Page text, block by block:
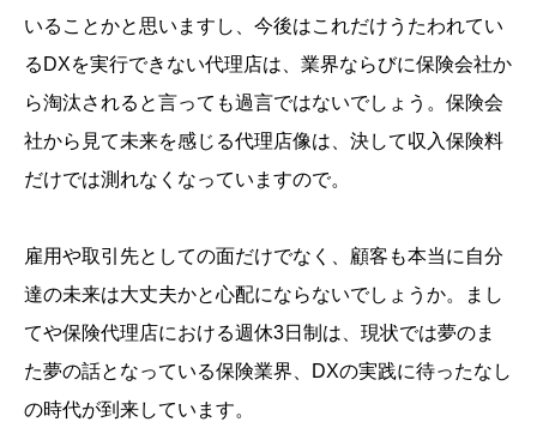
いることかと思いますし、今後はこれだけうたわれてい
るDXを実行できない代理店は、業界ならびに保険会社か
ら淘汰されると言っても過言ではないでしょう。保険会
社から見て未来を感じる代理店像は、決して収入保険料
だけでは測れなくなっていますので。
雇用や取引先としての面だけでなく、顧客も本当に自分
達の未来は大丈夫かと心配にならないでしょうか。まし
てや保険代理店における週休3日制は、現状では夢のま
た夢の話となっている保険業界、DXの実践に待ったなし
の時代が到来しています。